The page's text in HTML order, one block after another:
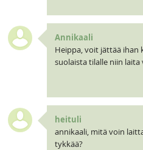
Annikaali
Heippa, voit jättää ihan
suolaista tilalle niin laita
heituli
annikaali, mitä voin
tykkää?